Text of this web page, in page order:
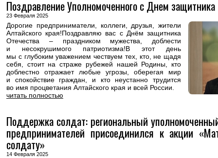
Поздравление Уполномоченного с Днем защитника
23 Февраля 2025
Дорогие предприниматели, коллеги, друзья, жители
Алтайского края!Поздравляю вас с Днём защитника
Отечества – праздником мужества, доблести
и несокрушимого патриотизма!В этот день
мы с глубоким уважением чествуем тех, кто, не щадя
себя, стоит на страже рубежей нашей Родины, кто
доблестно отражает любые угрозы, оберегая мир
и спокойствие граждан, и кто неустанно трудится
во имя процветания Алтайского края и всей России.
читать полностью
Поддержка солдат: региональный
предпринимателей присоединился к акции
солдату»
14 Февраля 2025